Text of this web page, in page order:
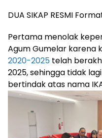
DUA SIKAP RESMI
Pertama menolak
Agum Gumelar karena
2020-2025 telah
2025, sehingga tidak
bertindak atas nama